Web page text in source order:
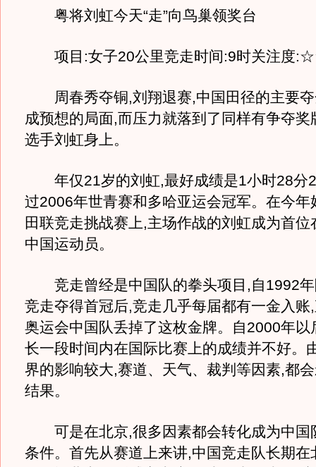
粤将刘虹今天“走”向鸟巢领奖台
项目:女子20公里竞走时间:9时关注
周春秀夺铜,刘翔退赛,中国田径的主要夺
成预想的局面,而压力就落到了同样有争夺奖
选手刘虹身上。
年仅21岁的刘虹,最好成绩是1小时28分
过2006年世青赛和多哈亚运会冠军。在今年
田联竞走挑战赛上,主场作战的刘虹成为首位
中国运动员。
竞走曾经是中国队的拳头项目,自1992年
竞走夺得首冠后,竞走几乎每届都有一金入账
奥运会中国队丢掉了这枚金牌。自2000年以
长一段时间内在国际比赛上的成绩并不好。
界的影响较大,赛道、天气、裁判等因素,都
结果。
可是在北京,很多因素都会转化成为中国
条件。首先从赛道上来讲,中国竞走队长期在